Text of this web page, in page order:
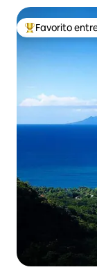
De los mejores
Favorito